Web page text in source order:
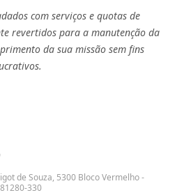
com serviços e quotas de
revertidos para a manutenção da
da sua missão sem fins
de Souza, 5300 Bloco Vermelho -
330